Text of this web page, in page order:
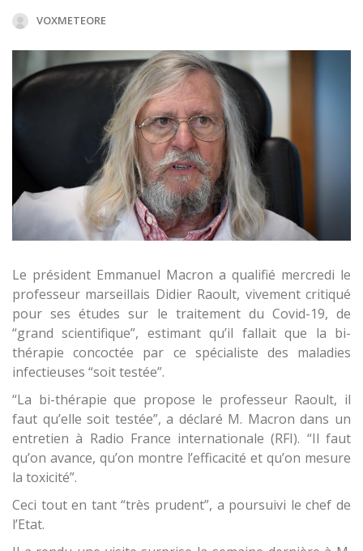
VOXMETEORE
Le président Emmanuel Macron a qualifié mercredi le
professeur marseillais Didier Raoult, vivement critiqué
pour ses études sur le traitement du Covid-19, de
“grand scientifique”, estimant qu’il fallait que la bi-
thérapie concoctée par ce spécialiste des maladies
infectieuses “soit testée”.
“La bi-thérapie que propose le professeur Raoult, il
faut qu’elle soit testée”, a déclaré M. Macron dans un
entretien à Radio France internationale (RFI). “Il faut
qu’on avance, qu’on montre l’efficacité et qu’on mesure
la toxicité”.
Ceci tout en tant “très prudent”, a poursuivi le chef de
l’Etat.